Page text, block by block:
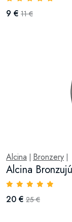
9 € 11 €
Alcina Bronzery
Alcina
20 € 25 €